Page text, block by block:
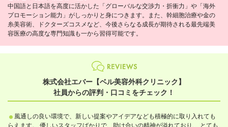
中国語と日本語を高度に活かした「グローバルな交渉力・折衝力」や「海外
プロモーション能力」がしっかりと身につきます。また、幹細胞治療や金の
糸美容術、ドクターズコスメなど、今後さらなる成長が期待される最先端美
容医療の高度な専門知識も一から習得可能です。
株式会社エバー【ベル美容外科クリニック】
社員からの評判・口コミをチェック！
風通しの良い環境で、新しい提案やアイデアなども積極的に取り入れても